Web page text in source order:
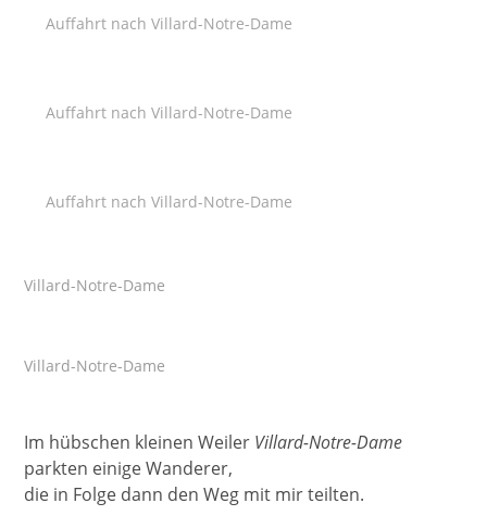
Auffahrt nach Villard-Notre-Dame
Auffahrt nach Villard-Notre-Dame
Auffahrt nach Villard-Notre-Dame
Villard-Notre-Dame
Villard-Notre-Dame
Im hübschen kleinen Weiler Villard-Notre-Dame
parkten einige Wanderer,
die in Folge dann den Weg mit mir teilten.